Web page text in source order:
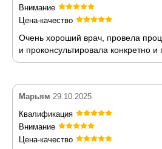
Внимание
Цена-качество
Очень хороший врач, провела
и проконсультировала конкретно и
Марьям 29.10.2025
Квалификация
Внимание
Цена-качество